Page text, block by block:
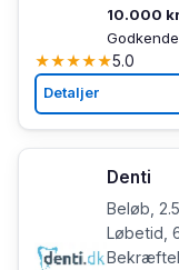
10.000
★★★★★5.0
Detaljer
Denti
Beløb,
Løbetid,